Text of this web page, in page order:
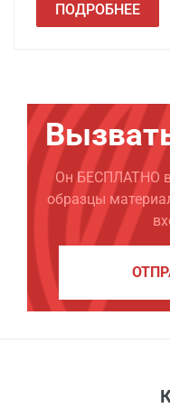
ПОДРОБНЕЕ
Он БЕСПЛАТНО
образцы